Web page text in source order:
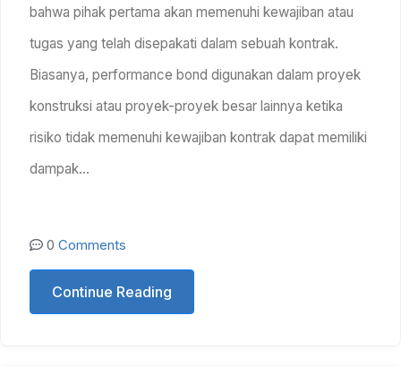
bahwa pihak pertama akan memenuhi kewajiban atau
tugas yang telah disepakati dalam sebuah kontrak.
Biasanya, performance bond digunakan dalam proyek
konstruksi atau proyek-proyek besar lainnya ketika
risiko tidak memenuhi kewajiban kontrak dapat memiliki
dampak…
0 Comments
Continue Reading